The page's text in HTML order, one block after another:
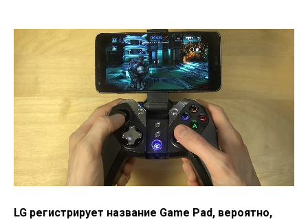
LG регистрирует название Game Pad, вероятно,